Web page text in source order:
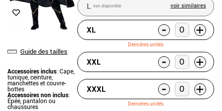
Guide des tailles
Accessoires inclus: Cape,
tunique, ceinture,
manchettes et couvre-
bottes
Accessoires non inclus:
Épée, pantalon ou
chaussures
L non disponible voir similaires
XL - +
Dernières unités
XXL - +
XXXL - +
Dernières unités